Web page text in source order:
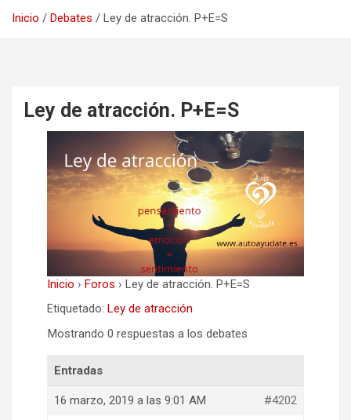
Inicio Debates Ley de atracción. P+E=S
Ley de atracción. P+E=S
Inicio › Foros › Ley de atracción. P+E=S
Etiquetado: Ley de atracción
Mostrando 0 respuestas a los debates
Entradas
16 marzo, 2019 a las 9:01 AM #4202